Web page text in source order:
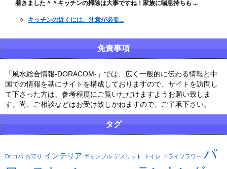
着きました＾＾キッチンの掃除は大事ですね！家族に喘息持ちも ...
キッチンの近くには、注意が必要...
免責事項
「風水総合情報-DORACOM-」では、広く一般的に伝わる情報と中
国での情報を基にサイトを構成しておりますので、サイトを訪問し
て下さった方は、参考程度にご覧いただけますようお願い致しま
す。尚、ご相談などはお受け致しかねますので、ご了承下さい。
タグ
Dr.コパ お守り インテリア ギャンブル デメリット トイレ ドライフラワー パ